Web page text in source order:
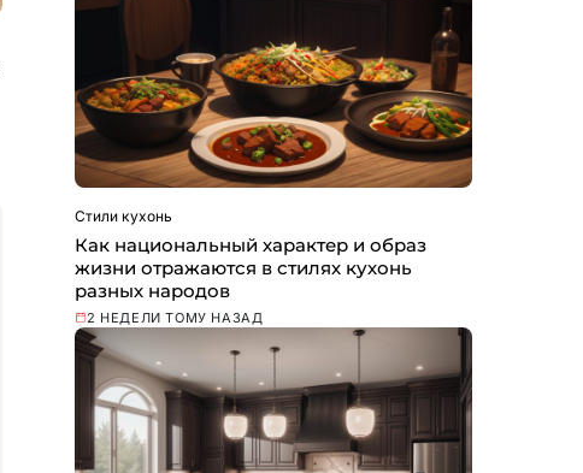
Стили кухонь
Как национальный характер и образ
жизни отражаются в стилях кухонь
разных народов
2 НЕДЕЛИ ТОМУ НАЗАД